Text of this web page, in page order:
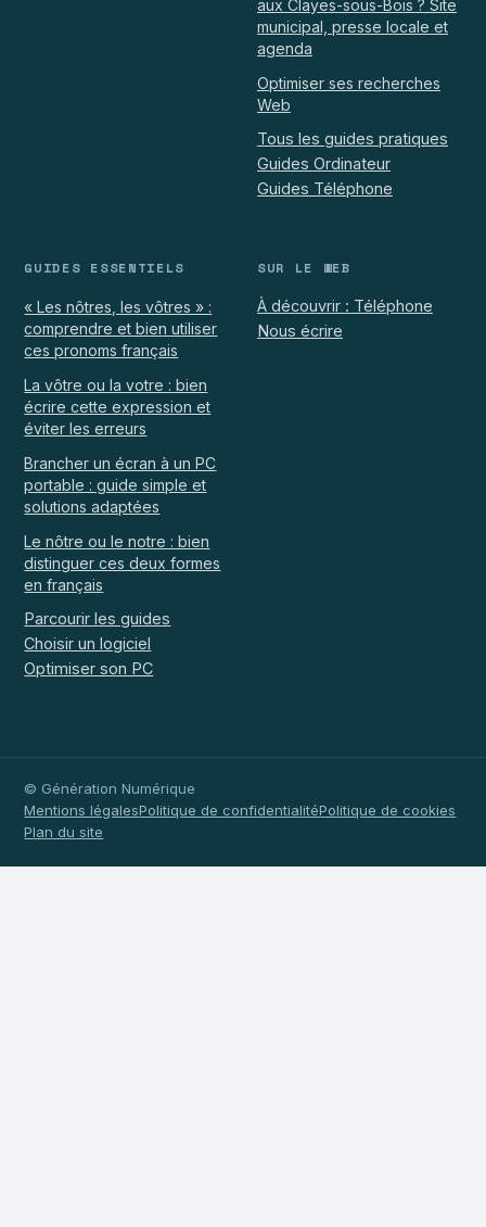
aux Clayes-sous-Bois ? Site
municipal, presse locale et
agenda
Optimiser ses recherches
Web
Tous les guides pratiques
Guides Ordinateur
Guides Téléphone
GUIDES ESSENTIELS
« Les nôtres, les vôtres » :
comprendre et bien utiliser
ces pronoms français
La vôtre ou la votre : bien
écrire cette expression et
éviter les erreurs
Brancher un écran à un PC
portable : guide simple et
solutions adaptées
Le nôtre ou le notre : bien
distinguer ces deux formes
en français
Parcourir les guides
Choisir un logiciel
Optimiser son PC
SUR LE WEB
À découvrir : Téléphone
Nous écrire
© Génération Numérique
Mentions légalesPolitique de confidentialitéPolitique de cookies
Plan du site